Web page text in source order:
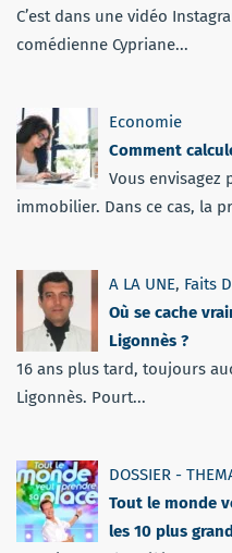
C’est dans une vidéo
comédienne Cypriane...
Economie
Comment
Vous envisagez
immobilier. Dans ce cas, la
A LA UNE, Faits
Où se cache
Ligonnès ?
16 ans plus tard, toujours
Ligonnès. Pourt...
DOSSIER -
Tout le monde
les 10 plus